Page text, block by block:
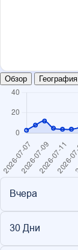
Обзор География
Вчера
30 Дни